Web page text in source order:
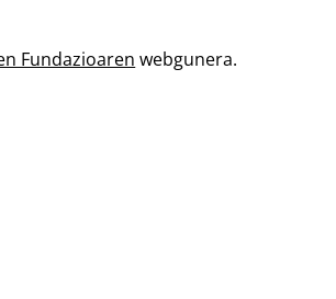
Fundazioaren webgunera.